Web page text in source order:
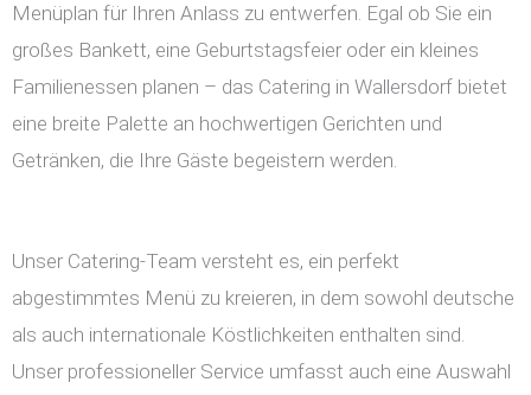
Menüplan für Ihren Anlass zu entwerfen. Egal ob Sie ein
großes Bankett, eine Geburtstagsfeier oder ein kleines
Familienessen planen – das Catering in Wallersdorf bietet
eine breite Palette an hochwertigen Gerichten und
Getränken, die Ihre Gäste begeistern werden.
Unser Catering-Team versteht es, ein perfekt
abgestimmtes Menü zu kreieren, in dem sowohl deutsche
als auch internationale Köstlichkeiten enthalten sind.
Unser professioneller Service umfasst auch eine Auswahl